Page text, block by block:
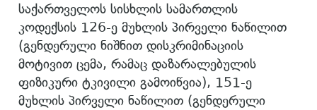
საქართველოს სისხლის სამართლის
კოდექსის 126-ე მუხლის პირველი ნაწილით
(გენდერული ნიშნით დისკრიმინაციის
მოტივით ცემა, რამაც დაზარალებულის
ფიზიკური ტკივილი გამოიწვია), 151-ე
მუხლის პირველი ნაწილით (გენდერული